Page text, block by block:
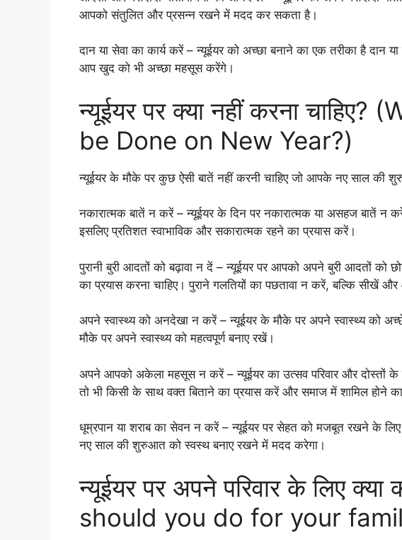
आपको संतुलित और प्रसन्न रखने में मदद कर सकता है।
दान या सेवा का कार्य करें – न्यूईयर को अच्छा बनाने का एक तरीका है दान
आप खुद को भी अच्छा महसूस करेंगे।
न्यूईयर पर क्या नहीं करना
be Done on New Year?)
न्यूईयर के मौके पर कुछ ऐसी बातें नहीं करनी चाहिए जो आपके नए साल
नकारात्मक बातें न करें – न्यूईयर के दिन पर नकारात्मक या असहज बातें न
इसलिए प्रतिशत स्वाभाविक और सकारात्मक रहने का प्रयास करें।
पुरानी बुरी आदतों को बढ़ावा न दें – न्यूईयर पर आपको अपने बुरी आदतों
का प्रयास करना चाहिए। पुराने गलतियों का पछतावा न करें, बल्कि सीखें
अपने स्वास्थ्य को अनदेखा न करें – न्यूईयर के मौके पर अपने स्वास्थ्य को
मौके पर अपने स्वास्थ्य को महत्वपूर्ण बनाए रखें।
अपने आपको अकेला महसूस न करें – न्यूईयर का उत्सव परिवार और
तो भी किसी के साथ वक्त बिताने का प्रयास करें और समाज में शामिल होने
धूम्रपान या शराब का सेवन न करें – न्यूईयर पर सेहत को मजबूत रखने के
नए साल की शुरुआत को स्वस्थ बनाए रखने में मदद करेगा।
न्यूईयर पर अपने परिवार के लिए क्या
should you do for your